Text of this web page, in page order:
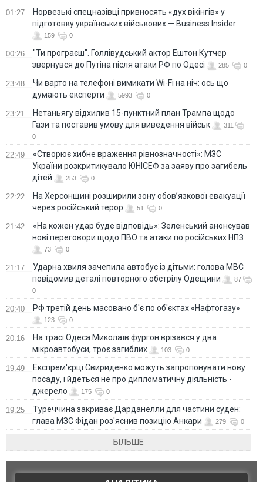
01:27
Норвезькі спецназівці привносять «дух вікінгів» у
підготовку українських військових — Business Insider
159 0
00:26
"Ти програєш". Голлівудський актор Ештон Кутчер
звернувся до Путіна після атаки РФ по Одесі
285 0
23:48
Чи варто на телефонi вимикати Wi-Fi на ніч: ось що
думають експерти
5993 0
23:21
Нетаньягу відхилив 15-пунктний план Трампа щодо
Гази та поставив умову для виведення військ
311
0
22:49
«Створює хибне враження рівнозначності»: МЗС
України розкритикувало ЮНІСЕФ за заяву про загибель
дітей
253 0
22:22
На Херсонщині розширили зону обов’язкової евакуації
через російський терор
51 0
21:42
«На кожен удар буде відповідь»: Зеленський анонсував
нові переговори щодо ПВО та атаки по російських НПЗ
73 0
21:17
Ударна хвиля зачепила автобус із дітьми: голова МВС
повідомив деталі повторного обстрілу Одещини
87
0
20:40 РФ третій день масовано б'є по об'єктах «Нафтогазу»
123 0
20:16
На трасі Одеса Миколаїв фургон врізався у два
мікроавтобуси, троє загиблих
103 0
19:49
Експрем'єрці Свириденко можуть запропонувати нову
посаду, і йдеться не про дипломатичну діяльність -
джерело
175 0
19:25
Туреччина закриває Дарданелли для частини суден:
глава МЗС Фідан роз'яснив позицію Анкари
279 0
БІЛЬШЕ